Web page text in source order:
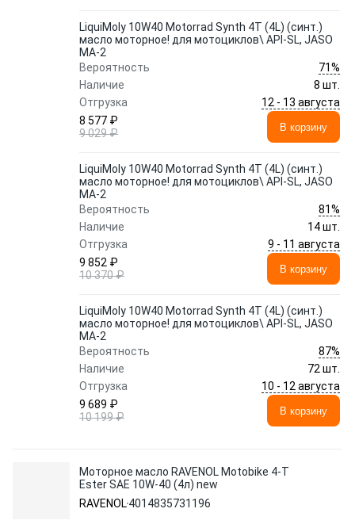
LiquiMoly 10W40 Motorrad Synth 4T (4L) (синт.)
масло моторное! для мотоциклов\ API-SL, JASO
MA-2
Вероятность
71%
Наличие
8 шт.
Отгрузка
12 - 13 августа
8 577 ₽
9 029 ₽
В корзину
LiquiMoly 10W40 Motorrad Synth 4T (4L) (синт.)
масло моторное! для мотоциклов\ API-SL, JASO
MA-2
Вероятность
81%
Наличие
14 шт.
Отгрузка
9 - 11 августа
9 852 ₽
10 370 ₽
В корзину
LiquiMoly 10W40 Motorrad Synth 4T (4L) (синт.)
масло моторное! для мотоциклов\ API-SL, JASO
MA-2
Вероятность
87%
Наличие
72 шт.
Отгрузка
10 - 12 августа
9 689 ₽
10 199 ₽
В корзину
Моторное масло RAVENOL Motobike 4-T
Ester SAE 10W-40 (4л) new
RAVENOL4014835731196